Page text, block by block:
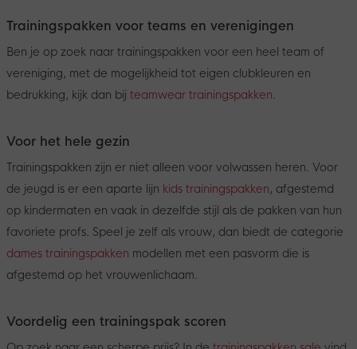
Trainingspakken voor teams en verenigingen
Ben je op zoek naar trainingspakken voor een heel team of
vereniging, met de mogelijkheid tot eigen clubkleuren en
bedrukking, kijk dan bij teamwear trainingspakken.
Voor het hele gezin
Trainingspakken zijn er niet alleen voor volwassen heren. Voor
de jeugd is er een aparte lijn kids trainingspakken, afgestemd
op kindermaten en vaak in dezelfde stijl als de pakken van hun
favoriete profs. Speel je zelf als vrouw, dan biedt de categorie
dames trainingspakken modellen met een pasvorm die is
afgestemd op het vrouwenlichaam.
Voordelig een trainingspak scoren